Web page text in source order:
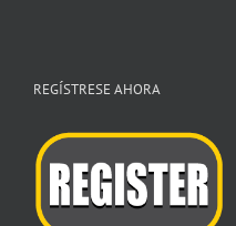
REGÍSTRESE AHORA